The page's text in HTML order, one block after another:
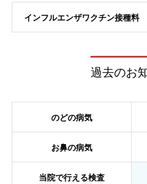
インフルエンザワクチン接種料
過去のお
のどの病気
お鼻の病気
当院で行える検査